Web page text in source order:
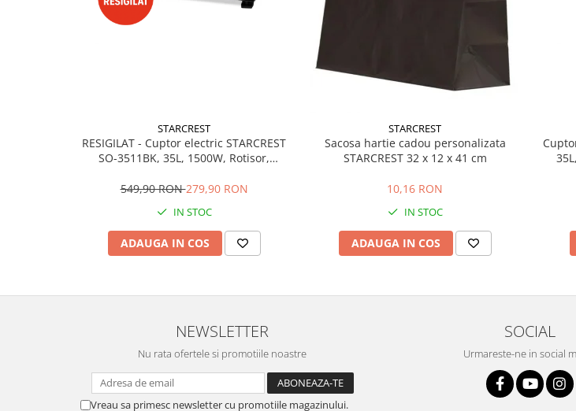
Baterii si acumulatori
Carduri memorie
Sisteme audio
Compresoare auto
STARCREST
RESIGILAT - Cuptor electric STARCREST
SO-3511BK, 35L, 1500W, Rotisor,
Interfata digitala, Negru
549,90 RON279,90 RON
IN STOC
ADAUGA IN COS
STARCREST
Sacosa hartie cadou personalizata
STARCREST 32 x 12 x 41 cm
10,16 RON
IN STOC
ADAUGA IN COS
NEWSLETTER
Nu rata ofertele si promotiile noastre
Vreau sa primesc newsletter cu promotiile magazinului.
SOCIAL
Urmareste-ne in social